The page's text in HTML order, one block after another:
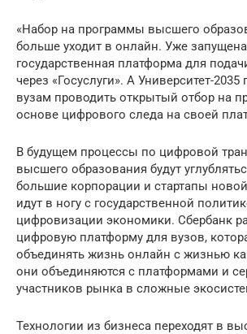
«Набор на программы высшего
больше уходит в онлайн. Уже запущена
государственная платформа для
через «Госуслуги». А Университет-2035
вузам проводить открытый отбор на
основе цифрового следа на своей
В будущем процессы по цифровой
высшего образования будут
большие корпорации и стартапы
идут в ногу с государственной
цифровизации экономики. Сбербанк
цифровую платформу для вузов,
объединять жизнь онлайн с жизнью
они объединяются с платформами и
участников рынка в сложные
Технологии из бизнеса переходят в